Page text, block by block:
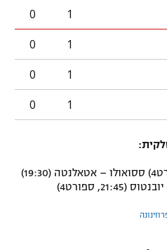
1
0
1
0
1
0
1
0
רומא – סלרניטנה (19:30, ספורט4) ססואולו – אטאלנטה (19:30)